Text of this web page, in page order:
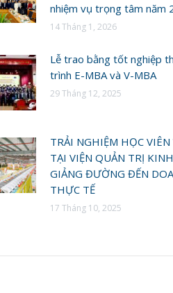
nhiệm vụ trọng tâm năm
14 Tháng 1, 2026
Lễ trao bằng tốt nghiệp
trình E-MBA và V-MBA
29 Tháng 12, 2025
TRẢI NGHIỆM HỌC
TẠI VIỆN QUẢN TRỊ
GIẢNG ĐƯỜNG ĐẾN
THỰC TẾ
17 Tháng 10, 2025